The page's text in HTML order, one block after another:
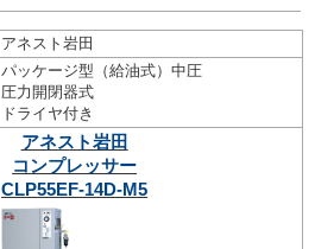
アネスト岩田
パッケージ型（給油式）中圧
圧力開閉器式
ドライヤ付き
アネスト岩田
コンプレッサー
CLP55EF-14D-M5